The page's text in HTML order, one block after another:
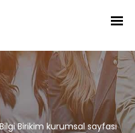
Birikim
Birikim kurumsal sayfası